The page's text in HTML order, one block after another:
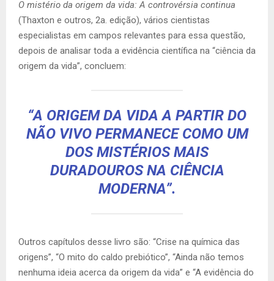
O mistério da origem da vida: A controvérsia continua
(Thaxton e outros, 2a. edição), vários cientistas
especialistas em campos relevantes para essa questão,
depois de analisar toda a evidência científica na “ciência da
origem da vida”, concluem:
“A ORIGEM DA VIDA A PARTIR DO
NÃO VIVO PERMANECE COMO UM
DOS MISTÉRIOS MAIS
DURADOUROS NA CIÊNCIA
MODERNA”.
Outros capítulos desse livro são: “Crise na química das
origens”, “O mito do caldo prebiótico”, “Ainda não temos
nenhuma ideia acerca da origem da vida” e “A evidência do